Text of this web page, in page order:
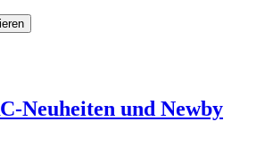
Neuheiten und Newby